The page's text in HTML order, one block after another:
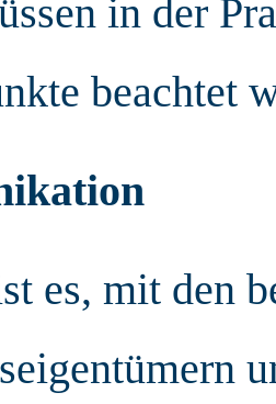
in der
beachtet
es, mit den